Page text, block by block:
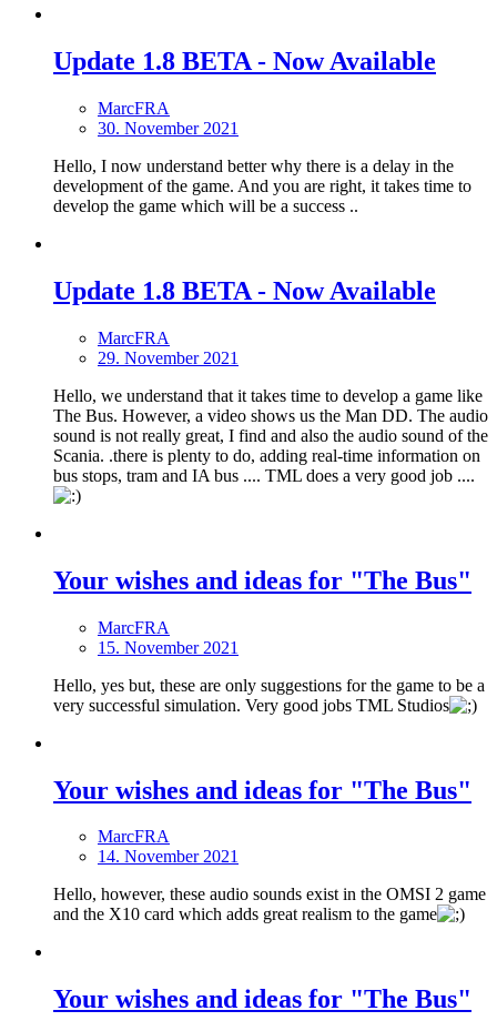
Update 1.8 BETA - Now Available
MarcFRA
30. November 2021
Hello, I now understand better why there is a delay in the
development of the game. And you are right, it takes time to
develop the game which will be a success ..
Update 1.8 BETA - Now Available
MarcFRA
29. November 2021
Hello, we understand that it takes time to develop a game like
The Bus. However, a video shows us the Man DD. The audio
sound is not really great, I find and also the audio sound of the
Scania. .there is plenty to do, adding real-time information on
bus stops, tram and IA bus .... TML does a very good job ....
Your wishes and ideas for "The Bus"
MarcFRA
15. November 2021
Hello, yes but, these are only suggestions for the game to be a
very successful simulation. Very good jobs TML Studios
Your wishes and ideas for "The Bus"
MarcFRA
14. November 2021
Hello, however, these audio sounds exist in the OMSI 2 game
and the X10 card which adds great realism to the game
Your wishes and ideas for "The Bus"